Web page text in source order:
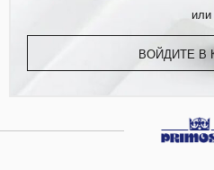
или
ВОЙДИТЕ В